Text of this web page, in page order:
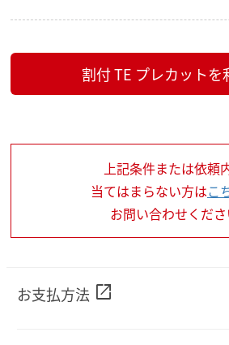
割付 TE プレカットを
上記条件または依頼
当てはまらない方はこ
お問い合わせくださ
お支払方法 open_in_new